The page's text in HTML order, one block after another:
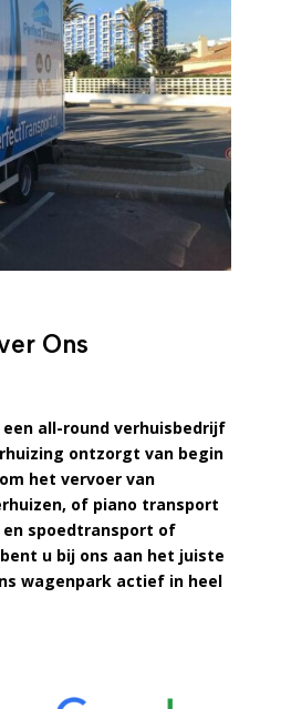
Ons
all-round verhuisbedrijf
ontzorgt van begin
het vervoer van
of piano transport
spoedtransport of
u bij ons aan het juiste
wagenpark actief in heel